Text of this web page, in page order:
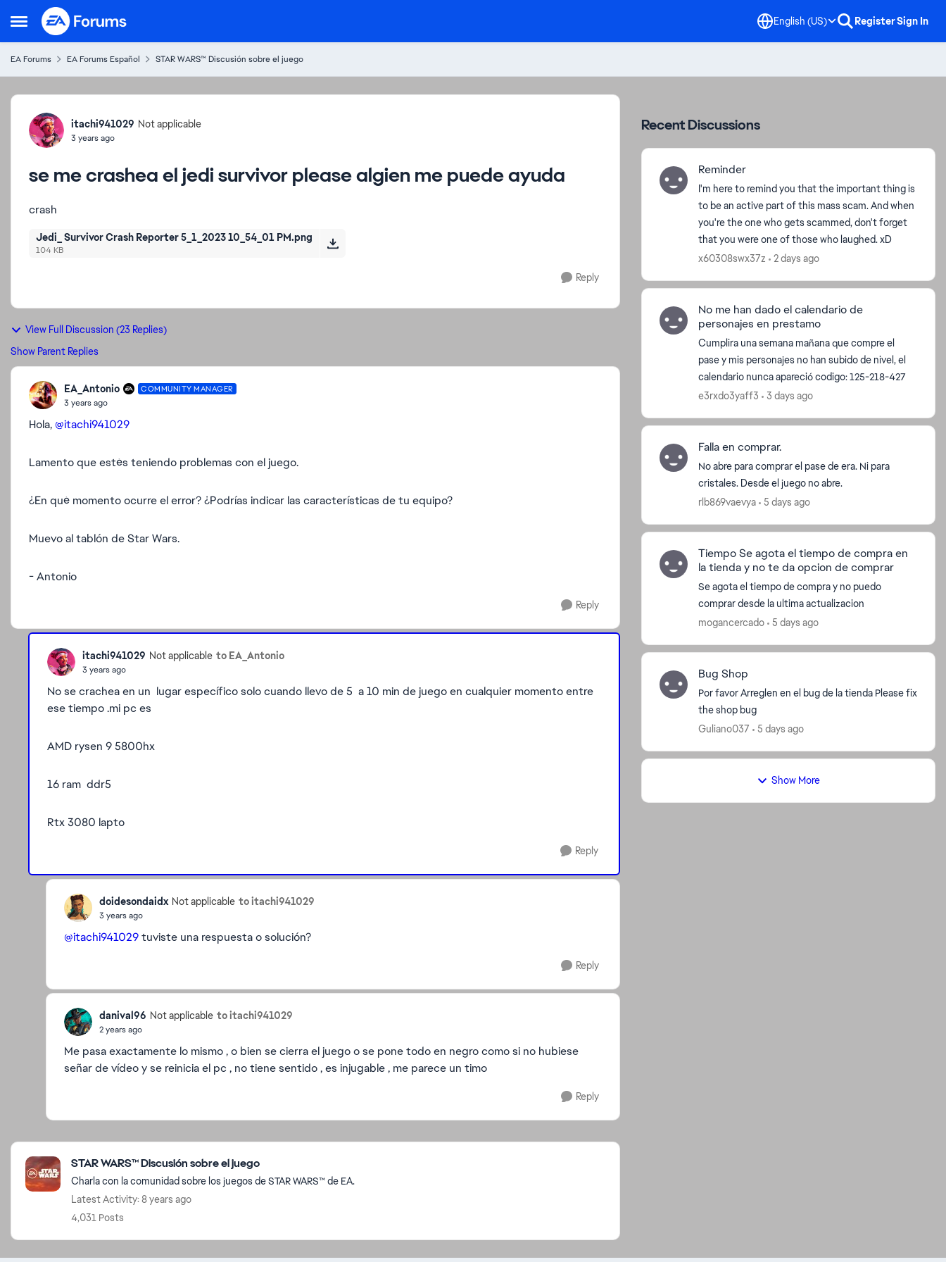
Open Side Menu
Skip to content English (US) RegisterSign In
EA Forums EA Forums Español STAR WARS™ Discusión sobre el juego
Forum Discussion
itachi941029 Not applicable
3 years ago
se me crashea el jedi survivor please algien me puede ayuda
crash
Jedi_ Survivor Crash Reporter 5_1_2023 10_54_01 PM.png
104 KB
Reply
View Full Discussion (23 Replies)
Show Parent Replies
EA_Antonio COMMUNITY MANAGER
3 years ago
Hola, @itachi941029
Lamento que estés teniendo problemas con el juego.
¿En qué momento ocurre el error? ¿Podrías indicar las características de tu equipo?
Muevo al tablón de Star Wars.
- Antonio
Reply
itachi941029 Not applicable to EA_Antonio
3 years ago
No se crachea en un lugar específico solo cuando llevo de 5 a 10 min de juego en cualquier momento entre
ese tiempo .mi pc es
AMD rysen 9 5800hx
16 ram ddr5
Rtx 3080 lapto
Reply
doidesondaidx Not applicable to itachi941029
3 years ago
@itachi941029tuviste una respuesta o solución?
Reply
danival96 Not applicable to itachi941029
2 years ago
Me pasa exactamente lo mismo , o bien se cierra el juego o se pone todo en negro como si no hubiese
señar de vídeo y se reinicia el pc , no tiene sentido , es injugable , me parece un timo
Reply
Featured Places
STAR WARS™ Discusión sobre el juego
Charla con la comunidad sobre los juegos de STAR WARS™ de EA.
Latest Activity: 8 years ago
4,031 Posts
Recent Discussions
Reminder
I'm here to remind you that the important thing is
to be an active part of this mass scam. And when
you're the one who gets scammed, don't forget
that you were one of those who laughed. xD
x60308swx37z
2 days ago
No me han dado el calendario de
personajes en prestamo
Cumplira una semana mañana que compre el
pase y mis personajes no han subido de nivel, el
calendario nunca apareció codigo: 125-218-427
e3rxdo3yaff3
3 days ago
Falla en comprar.
No abre para comprar el pase de era. Ni para
cristales. Desde el juego no abre.
rlb869vaevya
5 days ago
Tiempo Se agota el tiempo de compra en
la tienda y no te da opcion de comprar
Se agota el tiempo de compra y no puedo
comprar desde la ultima actualizacion
mogancercado
5 days ago
Bug Shop
Por favor Arreglen en el bug de la tienda Please fix
the shop bug
Guliano037
5 days ago
Show More